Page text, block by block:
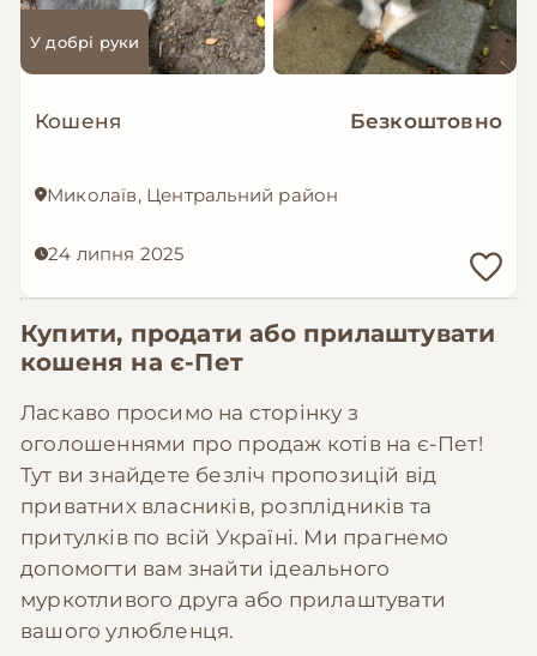
У добрі руки
Кошеня Безкоштовно
Миколаїв, Центральний район
24 липня 2025
Купити, продати або прилаштувати
кошеня на є-Пет
Ласкаво просимо на сторінку з
оголошеннями про продаж котів на є-Пет!
Тут ви знайдете безліч пропозицій від
приватних власників, розплідників та
притулків по всій Україні. Ми прагнемо
допомогти вам знайти ідеального
муркотливого друга або прилаштувати
вашого улюбленця.